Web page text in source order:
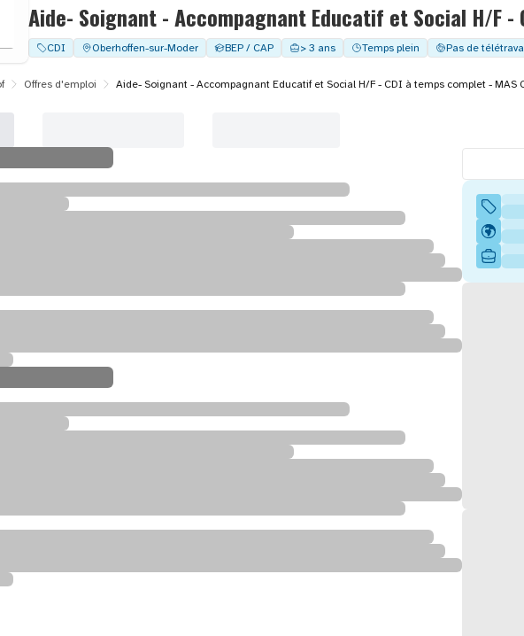
CDI Oberhoffen-sur-Moder BEP / CAP > 3 ans Temps plein Pas de
Offres d'emploi Aide- Soignant - Accompagnant Educatif et Social H/F - CDI à temps complet - MAS